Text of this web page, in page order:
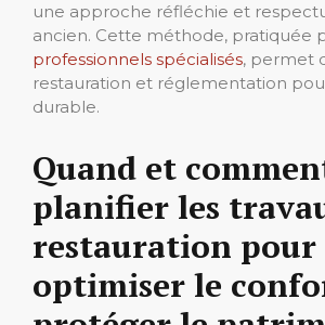
une approche réfléchie et
ancien. Cette méthode, pratiquée
professionnels spécialisés, permet
restauration et réglementation
durable.
Quand et
planifier les
restauration pour
optimiser le